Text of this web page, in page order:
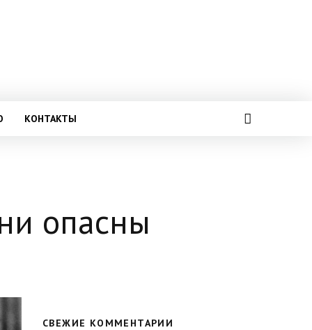
КОНТАКТЫ
опасны
СВЕЖИЕ КОММЕНТАРИИ